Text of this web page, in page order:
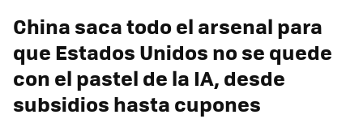
China saca todo el arsenal para
que Estados Unidos no se quede
con el pastel de la IA, desde
subsidios hasta cupones